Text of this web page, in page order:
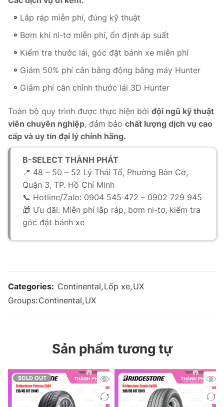
Lắp ráp miễn phí, đúng kỹ thuật
Bơm khí ni-tơ miễn phí, ổn định áp suất
Kiểm tra thước lái, góc đặt bánh xe miễn phí
Giảm 50% phí cân bằng động bằng máy Hunter
Giảm phí cân chỉnh thước lái 3D Hunter
Toàn bộ quy trình được thực hiện bởi đội ngũ kỹ thuật
viên chuyên nghiệp, đảm bảo chất lượng dịch vụ cao
cấp và uy tín đại lý chính hãng.
B-SELECT THÀNH PHÁT
📍 48 – 50 – 52 Lý Thái Tổ, Phường Bàn Cờ,
Quận 3, TP. Hồ Chí Minh
📞 Hotline/Zalo: 0904 545 472 – 0902 729 945
🎁 Ưu đãi: Miễn phí lắp ráp, bơm ni-tơ, kiểm tra
góc đặt bánh xe
Categories: Continental, Lốp xe, UX
Groups:Continental, UX
Sản phẩm tương tự
SOLD OUT